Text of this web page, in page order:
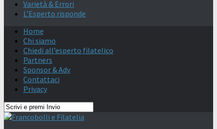
Varietà & Errori
L’Esperto risponde
Home
Chi siamo
Chiedi all’esperto filatelico
Partners
Sponsor & Adv
Contattaci
Privacy